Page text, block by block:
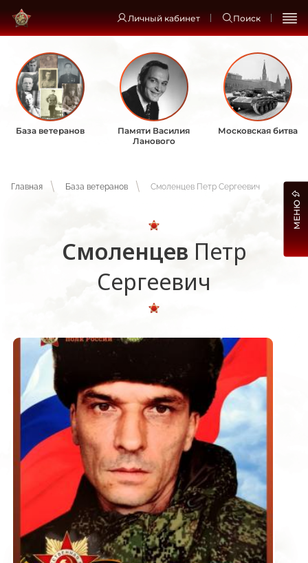
Личный кабинет Поиск
База ветеранов
Памяти Василия
Ланового
Московская битва
Главная База ветеранов Смоленцев Петр Сергеевич
Смоленцев Петр
Сергеевич
МЕНЮ